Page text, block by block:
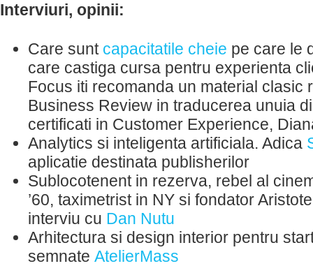
Interviuri, opinii:
Care sunt capacitatile cheie pe care le
care castiga cursa pentru experienta
Focus iti recomanda un material clasic
Business Review in traducerea unuia
certificati in Customer Experience,
Analytics si inteligenta artificiala. Adica
aplicatie destinata publisherilor
Sublocotenent in rezerva, rebel al
’60, taximetrist in NY si fondator
interviu cu Dan Nutu
Arhitectura si design interior pentru
semnate AtelierMass